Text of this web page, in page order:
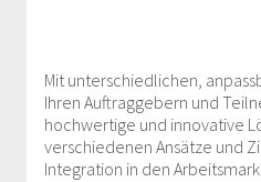
Mit unterschiedlichen,
Ihren Auftraggebern und
hochwertige und innovative
verschiedenen Ansätze und
Integration in den